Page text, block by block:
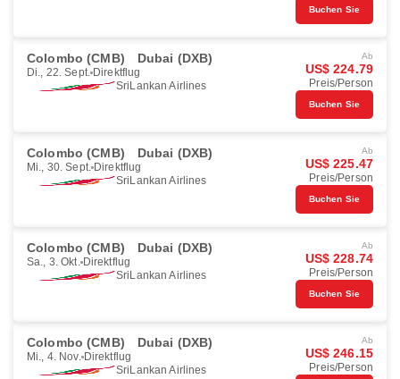
Buchen Sie
Colombo (CMB) Dubai (DXB)
Di., 22. Sept. Direktflug
SriLankan Airlines
Ab
US$ 224.79
Preis/Person
Buchen Sie
Colombo (CMB) Dubai (DXB)
Mi., 30. Sept. Direktflug
SriLankan Airlines
Ab
US$ 225.47
Preis/Person
Buchen Sie
Colombo (CMB) Dubai (DXB)
Sa., 3. Okt. Direktflug
SriLankan Airlines
Ab
US$ 228.74
Preis/Person
Buchen Sie
Colombo (CMB) Dubai (DXB)
Mi., 4. Nov. Direktflug
SriLankan Airlines
Ab
US$ 246.15
Preis/Person